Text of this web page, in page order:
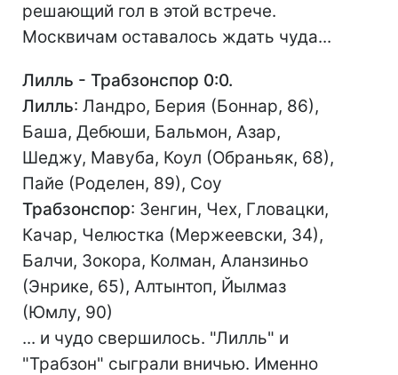
решающий гол в этой встрече.
Москвичам оставалось ждать чуда...
Лилль - Трабзонспор 0:0.
Лилль: Ландро, Берия (Боннар, 86),
Баша, Дебюши, Бальмон, Азар,
Шеджу, Мавуба, Коул (Обраньяк, 68),
Пайе (Роделен, 89), Соу
Трабзонспор: Зенгин, Чех, Гловацки,
Качар, Челюстка (Мержеевски, 34),
Балчи, Зокора, Колман, Аланзиньо
(Энрике, 65), Алтынтоп, Йылмаз
(Юмлу, 90)
... и чудо свершилось. "Лилль" и
"Трабзон" сыграли вничью. Именно